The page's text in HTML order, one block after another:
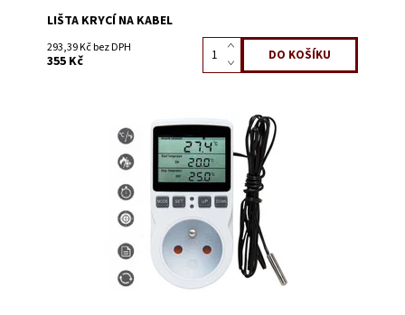
LIŠTA KRYCÍ NA KABEL
293,39 Kč bez DPH
355 Kč
Skladem 11
0999N